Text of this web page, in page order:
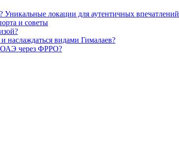
локации для аутентичных впечатлений
и советы
наслаждаться видами Гималаев?
ОАЭ через ФРРО?